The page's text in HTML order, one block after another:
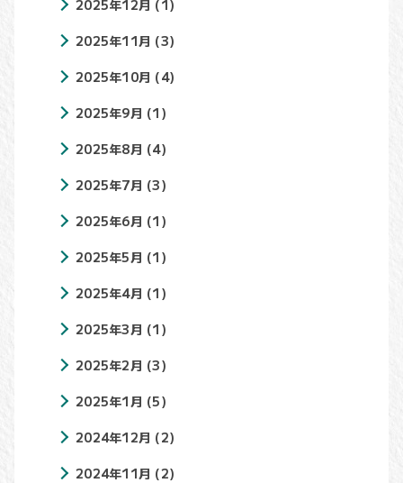
2025年12月 (1)
2025年11月 (3)
2025年10月 (4)
2025年9月 (1)
2025年8月 (4)
2025年7月 (3)
2025年6月 (1)
2025年5月 (1)
2025年4月 (1)
2025年3月 (1)
2025年2月 (3)
2025年1月 (5)
2024年12月 (2)
2024年11月 (2)